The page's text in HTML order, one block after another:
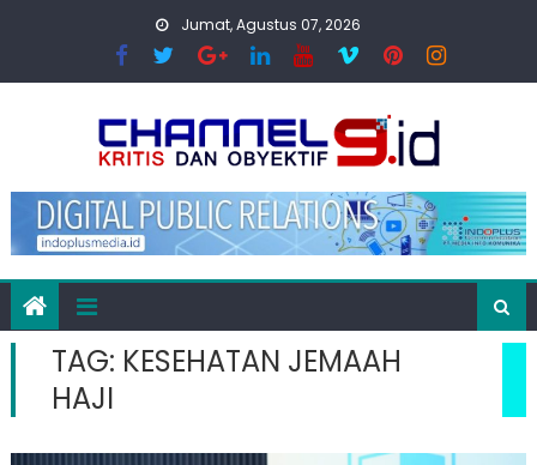
Jumat, Agustus 07, 2026
TAG: KESEHATAN JEMAAH
HAJI